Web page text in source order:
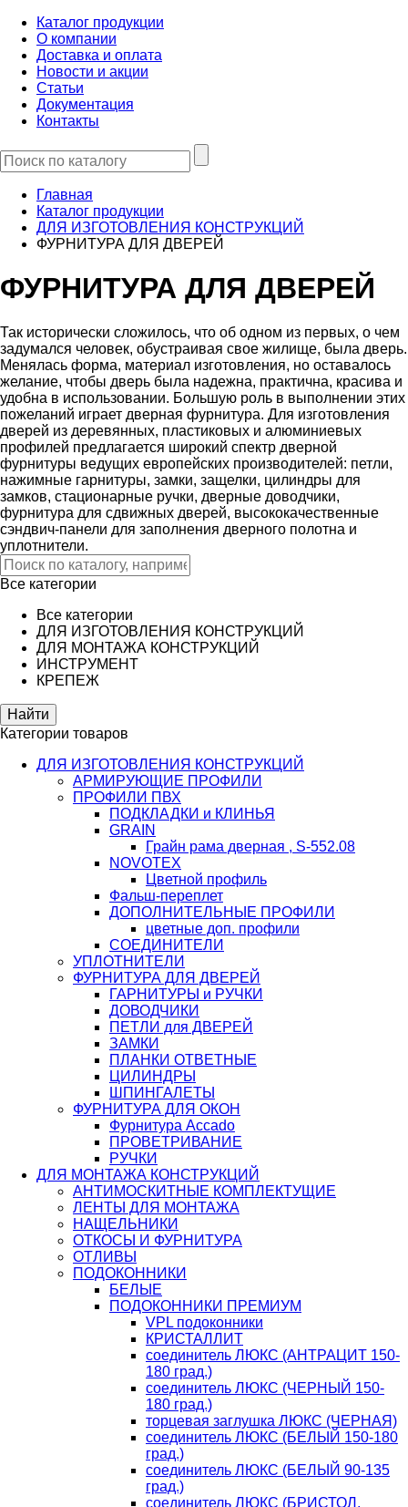
Каталог продукции
О компании
Доставка и оплата
Новости и акции
Статьи
Документация
Контакты
Главная
Каталог продукции
ДЛЯ ИЗГОТОВЛЕНИЯ КОНСТРУКЦИЙ
ФУРНИТУРА ДЛЯ ДВЕРЕЙ
ФУРНИТУРА ДЛЯ ДВЕРЕЙ
Так исторически сложилось, что об одном из первых, о чем
задумался человек, обустраивая свое жилище, была дверь.
Менялась форма, материал изготовления, но оставалось
желание, чтобы дверь была надежна, практична, красива и
удобна в использовании. Большую роль в выполнении этих
пожеланий играет дверная фурнитура. Для изготовления
дверей из деревянных, пластиковых и алюминиевых
профилей предлагается широкий спектр дверной
фурнитуры ведущих европейских производителей: петли,
нажимные гарнитуры, замки, защелки, цилиндры для
замков, стационарные ручки, дверные доводчики,
фурнитура для сдвижных дверей, высококачественные
сэндвич-панели для заполнения дверного полотна и
уплотнители.
Все категории
Все категории
ДЛЯ ИЗГОТОВЛЕНИЯ КОНСТРУКЦИЙ
ДЛЯ МОНТАЖА КОНСТРУКЦИЙ
ИНСТРУМЕНТ
КРЕПЕЖ
Категории товаров
ДЛЯ ИЗГОТОВЛЕНИЯ КОНСТРУКЦИЙ
АРМИРУЮЩИЕ ПРОФИЛИ
ПРОФИЛИ ПВХ
ПОДКЛАДКИ и КЛИНЬЯ
GRAIN
Грайн рама дверная , S-552.08
NOVOTEX
Цветной профиль
Фальш-переплет
ДОПОЛНИТЕЛЬНЫЕ ПРОФИЛИ
цветные доп. профили
СОЕДИНИТЕЛИ
УПЛОТНИТЕЛИ
ФУРНИТУРА ДЛЯ ДВЕРЕЙ
ГАРНИТУРЫ и РУЧКИ
ДОВОДЧИКИ
ПЕТЛИ для ДВЕРЕЙ
ЗАМКИ
ПЛАНКИ ОТВЕТНЫЕ
ЦИЛИНДРЫ
ШПИНГАЛЕТЫ
ФУРНИТУРА ДЛЯ ОКОН
Фурнитура Accado
ПРОВЕТРИВАНИЕ
РУЧКИ
ДЛЯ МОНТАЖА КОНСТРУКЦИЙ
АНТИМОСКИТНЫЕ КОМПЛЕКТУЩИЕ
ЛЕНТЫ ДЛЯ МОНТАЖА
НАЩЕЛЬНИКИ
ОТКОСЫ И ФУРНИТУРА
ОТЛИВЫ
ПОДОКОННИКИ
БЕЛЫЕ
ПОДОКОННИКИ ПРЕМИУМ
VPL подоконники
КРИСТАЛЛИТ
соединитель ЛЮКС (АНТРАЦИТ 150-
180 град.)
соединитель ЛЮКС (ЧЕРНЫЙ 150-
180 град.)
торцевая заглушка ЛЮКС (ЧЕРНАЯ)
соединитель ЛЮКС (БЕЛЫЙ 150-180
град.)
соединитель ЛЮКС (БЕЛЫЙ 90-135
град.)
соединитель ЛЮКС (БРИСТОЛ,